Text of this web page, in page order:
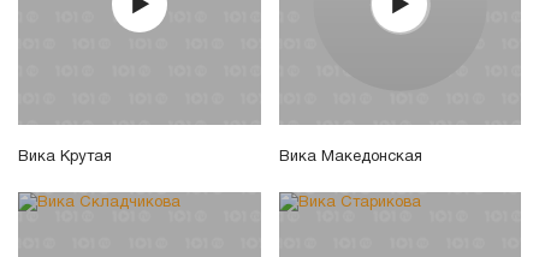
Вика Крутая Вика Македонская